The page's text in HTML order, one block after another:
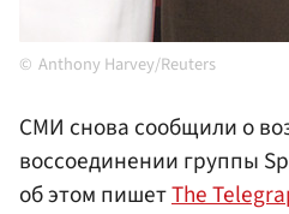
Anthony Harvey/Reuters
СМИ снова сообщили о
воссоединении группы
об этом пишетThe